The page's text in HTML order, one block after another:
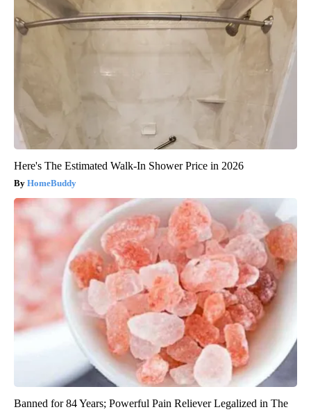
Here's The Estimated Walk-In Shower Price in 2026
HomeBuddy
Banned for 84 Years; Powerful Pain Reliever Legalized in The